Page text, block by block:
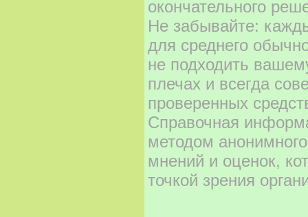
окончательного
Не забывайте:
для среднего
не подходить
плечах и всегда
проверенных
Справочная
методом
мнений и оценок,
точкой зрения